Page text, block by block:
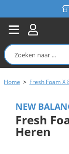
Home > Fresh Foam X
NEW
Fresh
Heren